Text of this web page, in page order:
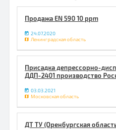
Продажа EN 590 10 ppm
24.07.2020
Ленинградская область
Присадка депрессорно-
ДДП-2401 производство
03.03.2021
Московская область
ДТ ТУ (Оренбургская